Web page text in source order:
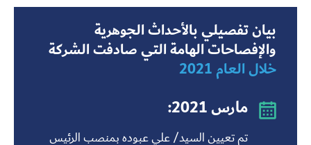
بيان تفصيلي بالأحداث الجوهرية
والإفصاحات الهامة التي صادفت الشركة
خلال العام 2021
مارس 2021:
تم تعيين السيد/ علي عبوده بمنصب الرئيس